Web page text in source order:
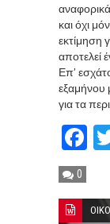
και όχι
εκτίμηση
αποτελεί
Επ’
εξαμήνου
για τα
0